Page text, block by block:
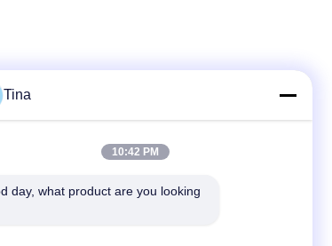
86-021-57600070-86 18930097829
Tina
10:42 PM
day, what product are you looking